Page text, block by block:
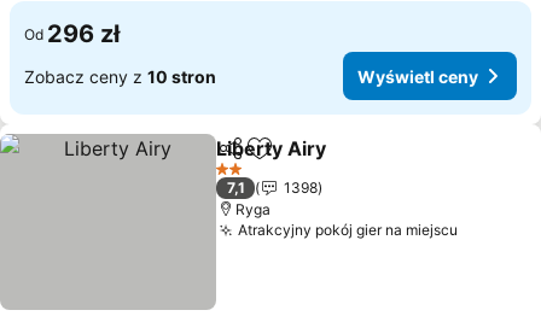
Od 296 zł
Zobacz ceny z 10 stron Wyświetl ceny
Udostępnij
Dodaj do ulubionych
Liberty Airy
2 Kategoria
7,1
1398
Ryga
Atrakcyjny pokój gier na miejscu